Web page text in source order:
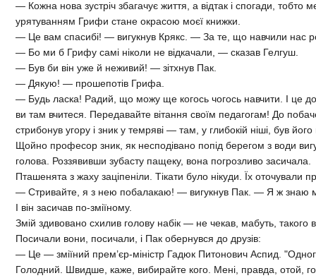
— Кожна нова зустріч збагачує життя, а відтак і спогади, тобто
урятуванням Грифи стане окрасою моєї книжки.
— Це вам спасибі! — вигукнув Крякс. — За те, що навчили нас
— Бо ми б Грифу самі ніколи не відкачали, — сказав Гелгуш.
— Був би він уже й неживий! — зітхнув Пак.
— Дякую! — прошепотів Грифа.
— Будь ласка! Радий, що можу ще когось чогось навчити. І це
ви там вчитеся. Передавайте вітання своїм педагогам! До
стрибонув угору і зник у темряві — там, у глибокій ніші, був його
Щойно професор зник, як несподівано попід берегом з води
голова. Роззявивши зубасту пащеку, вона погрозливо засичала.
Пташенята з жаху заціпеніли. Тікати було нікуди. Їх оточували
— Стривайте, я з нею побалакаю! — вигукнув Пак. — Я ж знаю
І він засичав по-зміїному.
Змій здивовано схилив голову набік — не чекав, мабуть, такого
Посичали вони, посичали, і Пак обернувся до друзів:
— Це — зміїний прем’єр-міністр Гадюк Питонович Аспид.
Голодний. Швидше, каже, вибирайте кого. Мені, правда, отой,